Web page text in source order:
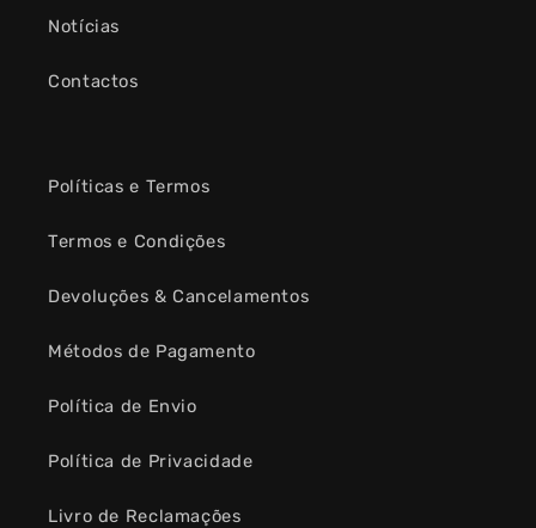
Notícias
Contactos
Políticas e Termos
Termos e Condições
Devoluções & Cancelamentos
Métodos de Pagamento
Política de Envio
Política de Privacidade
Livro de Reclamações